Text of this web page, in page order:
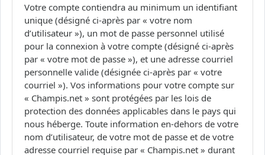
Votre compte contiendra au minimum un identifiant
unique (désigné ci-après par « votre nom
d’utilisateur »), un mot de passe personnel utilisé
pour la connexion à votre compte (désigné ci-après
par « votre mot de passe »), et une adresse courriel
personnelle valide (désignée ci-après par « votre
courriel »). Vos informations pour votre compte sur
« Champis.net » sont protégées par les lois de
protection des données applicables dans le pays qui
nous héberge. Toute information en-dehors de votre
nom d’utilisateur, de votre mot de passe et de votre
adresse courriel requise par « Champis.net » durant